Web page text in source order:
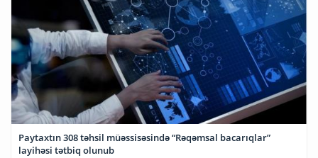
Paytaxtın 308 təhsil müəssisəsində “Rəqəmsal bacarıqlar”
layihəsi tətbiq olunub